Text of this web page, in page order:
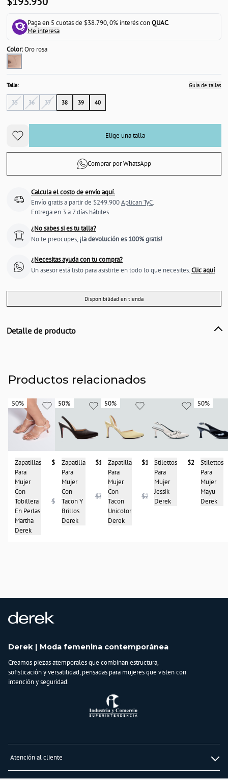
Paga en 5 cuotas de $38.790, 0% interés conQUAC.
Me interesa
Color:Oro rosa
Talla: Guía de tallas
35 36 37 38 39 40
Elige una talla
Comprar por WhatsApp
Calcula el costo de envío aquí.
Envío gratis a partir de $249.900Aplican TyC.
Entrega en 3 a 7 días hábiles.
¿No sabes si es tu talla?
No te preocupes, ¡la devolución es 100% gratis!
¿Necesitas ayuda con tu compra?
Un asesor está listo para asistirte en todo lo que necesites.Clic aquí
Disponibilidad en tienda
Detalle de producto
COLOMBIA
BAGUER
Cuidado y Lavado
limpiar con paño humedo, no usar detergentes ni blanqueadores, evitar el
contacto con aceites y grasas
Suela en neolite Capellada en poliester charol Forro en poliester Tacón en
ABS Plataforma PU Poliuretano Plantilla en poliester
Productos relacionados
50%
50%
Zapatillas
Para
Mujer
Con
Tobillera
En Perlas
Martha
Derek
$178.950
$356.950
50%
50%
Zapatilla
Para
Mujer
Con
Tacon Y
Brillos
Derek
$193.950
$387.950
50%
50%
Zapatilla
Para
Mujer
Con
Tacon
Unicolor
Derek
$113.950
$227.900
Stilettos
Para
Mujer
Jessik
Derek
$237.900
50%
50%
Stilettos
Para
Mujer
Mayu
Derek
Derek | Moda femenina contemporánea
Creamos piezas atemporales que combinan estructura,
sofisticación y versatilidad, pensadas para mujeres que visten con
intención y seguridad.
Atención al cliente